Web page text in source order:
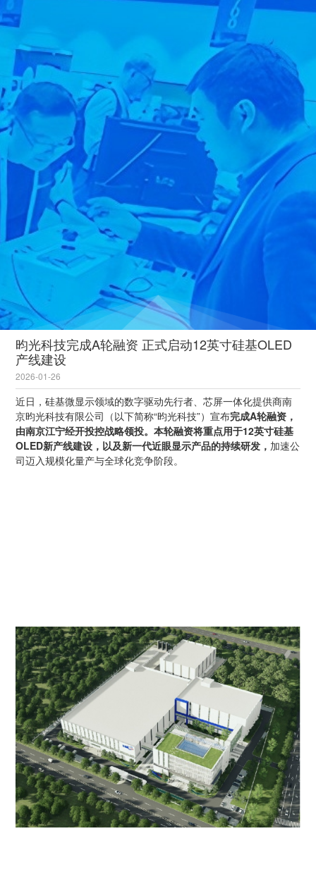
昀光科技完成A轮融资 正式启动12英寸硅基OLED
产线建设
2026-01-26
近日，硅基微显示领域的数字驱动先行者、芯屏一体化提供商南
京昀光科技有限公司（以下简称“昀光科技”）宣布完成A轮融资，
由南京江宁经开投控战略领投。本轮融资将重点用于12英寸硅基
OLED新产线建设，以及新一代近眼显示产品的持续研发， 加速公
司迈入规模化量产与全球化竞争阶段。